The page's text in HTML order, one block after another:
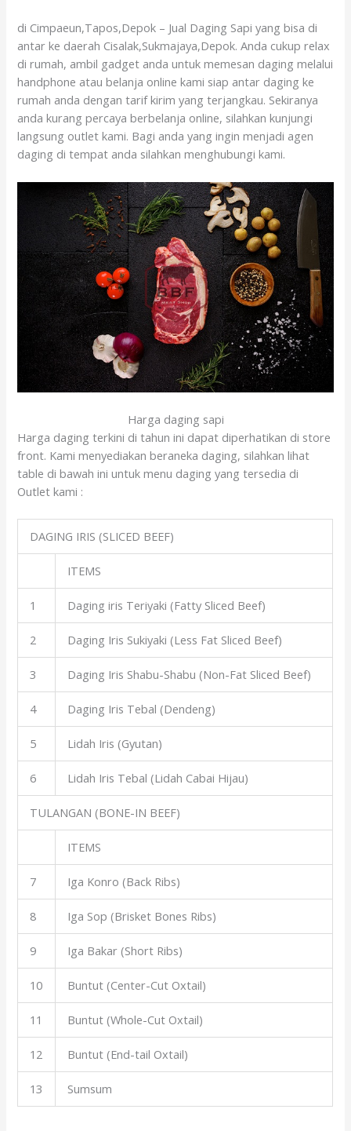
di Cimpaeun,Tapos,Depok – Jual Daging Sapi yang bisa di
antar ke daerah Cisalak,Sukmajaya,Depok. Anda cukup relax
di rumah, ambil gadget anda untuk memesan daging melalui
handphone atau belanja online kami siap antar daging ke
rumah anda dengan tarif kirim yang terjangkau. Sekiranya
anda kurang percaya berbelanja online, silahkan kunjungi
langsung outlet kami. Bagi anda yang ingin menjadi agen
daging di tempat anda silahkan menghubungi kami.
Harga daging sapi
Harga daging terkini di tahun ini dapat diperhatikan di store
front. Kami menyediakan beraneka daging, silahkan lihat
table di bawah ini untuk menu daging yang tersedia di
Outlet kami :
DAGING IRIS (SLICED BEEF)
ITEMS
1 Daging iris Teriyaki (Fatty Sliced Beef)
2 Daging Iris Sukiyaki (Less Fat Sliced Beef)
3 Daging Iris Shabu-Shabu (Non-Fat Sliced Beef)
4 Daging Iris Tebal (Dendeng)
5 Lidah Iris (Gyutan)
6 Lidah Iris Tebal (Lidah Cabai Hijau)
TULANGAN (BONE-IN BEEF)
ITEMS
7 Iga Konro (Back Ribs)
8 Iga Sop (Brisket Bones Ribs)
9 Iga Bakar (Short Ribs)
10 Buntut (Center-Cut Oxtail)
11 Buntut (Whole-Cut Oxtail)
12 Buntut (End-tail Oxtail)
13 Sumsum